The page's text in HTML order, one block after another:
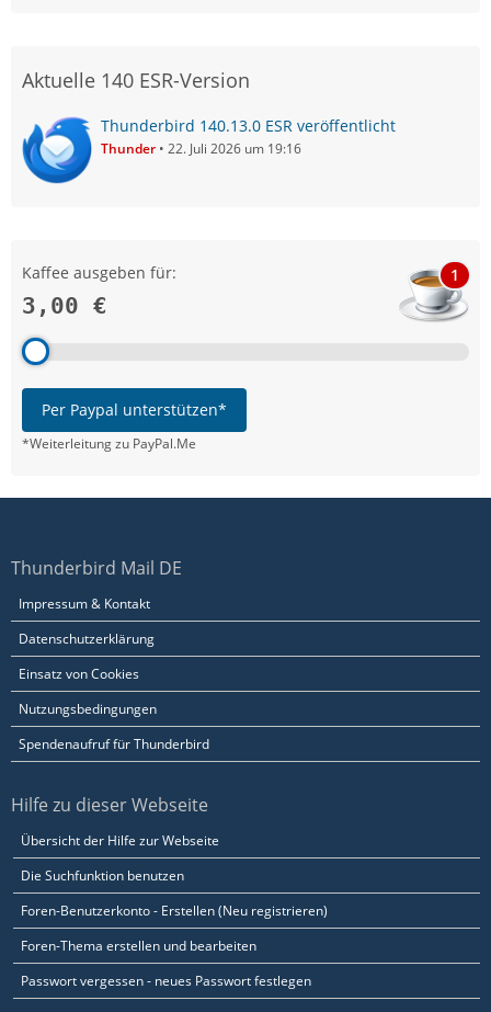
Aktuelle 140 ESR-Version
Thunderbird 140.13.0 ESR veröffentlicht
Thunder 22. Juli 2026 um 19:16
Kaffee ausgeben für:
3,00 €
1
Per Paypal unterstützen*
*Weiterleitung zu PayPal.Me
Thunderbird Mail DE
Impressum & Kontakt
Datenschutzerklärung
Einsatz von Cookies
Nutzungsbedingungen
Spendenaufruf für Thunderbird
Hilfe zu dieser Webseite
Übersicht der Hilfe zur Webseite
Die Suchfunktion benutzen
Foren-Benutzerkonto - Erstellen (Neu registrieren)
Foren-Thema erstellen und bearbeiten
Passwort vergessen - neues Passwort festlegen